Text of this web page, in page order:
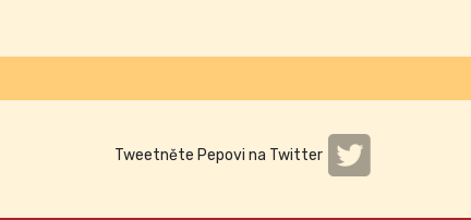
Tweetněte Pepovi na Twitter